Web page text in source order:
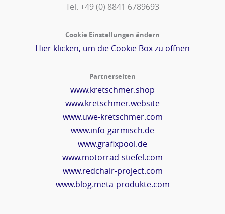
Tel. +49 (0) 8841 6789693‬
Cookie Einstellungen ändern
Hier klicken, um die Cookie Box zu öffnen
Partnerseiten
www.kretschmer.shop
www.kretschmer.website
www.uwe-kretschmer.com
www.info-garmisch.de
www.grafixpool.de
www.motorrad-stiefel.com
www.redchair-project.com
www.blog.meta-produkte.com